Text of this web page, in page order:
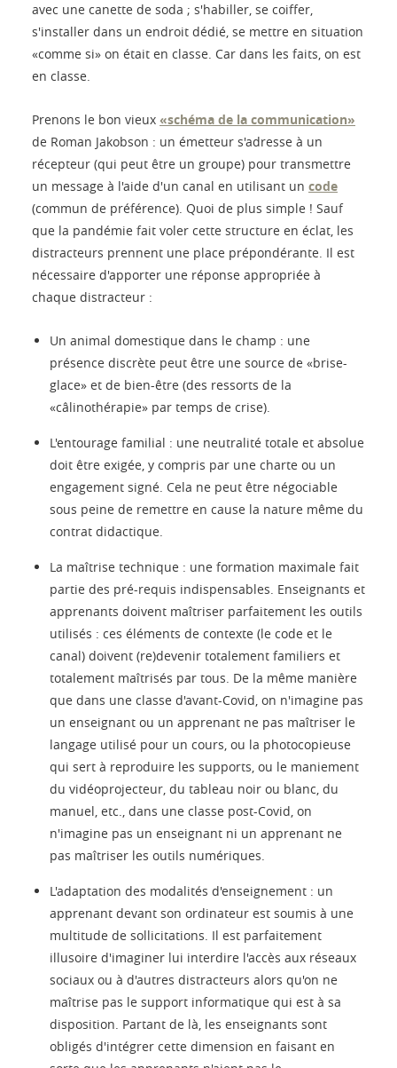
avec une canette de soda ; s'habiller, se coiffer,
s'installer dans un endroit dédié, se mettre en situation
«comme si» on était en classe. Car dans les faits, on est
en classe.
Prenons le bon vieux «schéma de la communication»
de Roman Jakobson : un émetteur s'adresse à un
récepteur (qui peut être un groupe) pour transmettre
un message à l'aide d'un canal en utilisant un code
(commun de préférence). Quoi de plus simple ! Sauf
que la pandémie fait voler cette structure en éclat, les
distracteurs prennent une place prépondérante. Il est
nécessaire d'apporter une réponse appropriée à
chaque distracteur :
Un animal domestique dans le champ : une
présence discrète peut être une source de «brise-
glace» et de bien-être (des ressorts de la
«câlinothérapie» par temps de crise).
L'entourage familial : une neutralité totale et absolue
doit être exigée, y compris par une charte ou un
engagement signé. Cela ne peut être négociable
sous peine de remettre en cause la nature même du
contrat didactique.
La maîtrise technique : une formation maximale fait
partie des pré-requis indispensables. Enseignants et
apprenants doivent maîtriser parfaitement les outils
utilisés : ces éléments de contexte (le code et le
canal) doivent (re)devenir totalement familiers et
totalement maîtrisés par tous. De la même manière
que dans une classe d'avant-Covid, on n'imagine pas
un enseignant ou un apprenant ne pas maîtriser le
langage utilisé pour un cours, ou la photocopieuse
qui sert à reproduire les supports, ou le maniement
du vidéoprojecteur, du tableau noir ou blanc, du
manuel, etc., dans une classe post-Covid, on
n'imagine pas un enseignant ni un apprenant ne
pas maîtriser les outils numériques.
L'adaptation des modalités d'enseignement : un
apprenant devant son ordinateur est soumis à une
multitude de sollicitations. Il est parfaitement
illusoire d'imaginer lui interdire l'accès aux réseaux
sociaux ou à d'autres distracteurs alors qu'on ne
maîtrise pas le support informatique qui est à sa
disposition. Partant de là, les enseignants sont
obligés d'intégrer cette dimension en faisant en